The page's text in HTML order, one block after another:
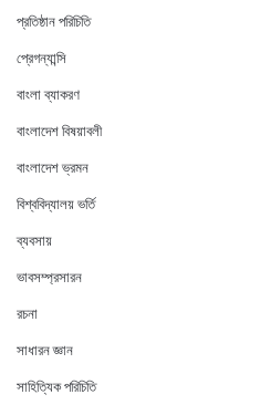
প্রতিষ্ঠান পরিচিতি
প্রেগন্যান্সি
বাংলা ব্যাকরণ
বাংলাদেশ বিষয়াবলী
বাংলাদেশ ভ্রমন
বিশ্ববিদ্যালয় ভর্তি
ব্যবসায়
ভাবসম্প্রসারন
রচনা
সাধারন জ্ঞান
সাহিত্যিক পরিচিতি